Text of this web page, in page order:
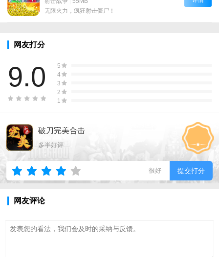
无限火力，疯狂射击僵尸！
网友打分
9.0
5
4
3
2
1
破刀完美合击
多半好评
很好 提交打分
网友评论